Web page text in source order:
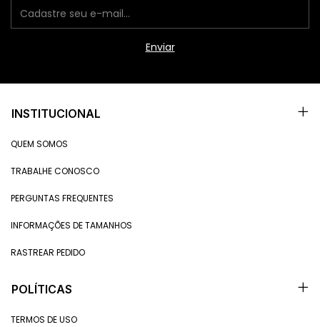
INSTITUCIONAL
QUEM SOMOS
TRABALHE CONOSCO
PERGUNTAS FREQUENTES
INFORMAÇÕES DE TAMANHOS
RASTREAR PEDIDO
POLÍTICAS
TERMOS DE USO